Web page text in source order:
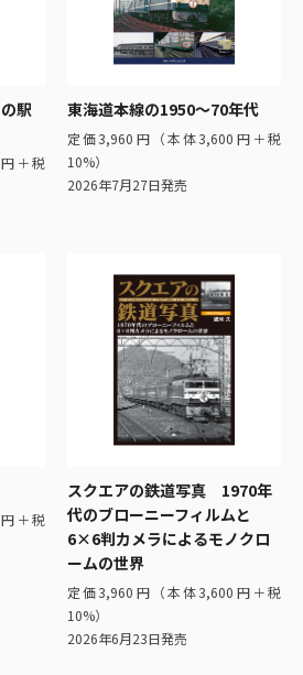
駅
＋税
東海道本線の1950～70年代
定価3,960円（本体3,600円＋税
10%）
2026年7月27日発売
＋税
スクエアの鉄道写真 1970年
代のブローニーフィルムと
6×6判カメラによるモノクロ
ームの世界
定価3,960円（本体3,600円＋税
10%）
2026年6月23日発売